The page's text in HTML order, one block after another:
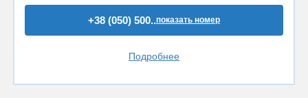
+38 (050) 500..показать номер
Подробнее